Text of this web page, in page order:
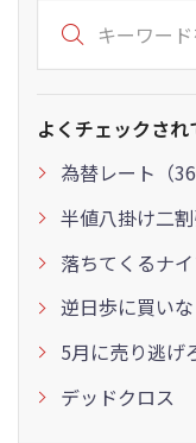
よくチェックされ
為替レート（
半値八掛け二
落ちてくるナ
逆日歩に買い
5月に売り逃げ
デッドクロス